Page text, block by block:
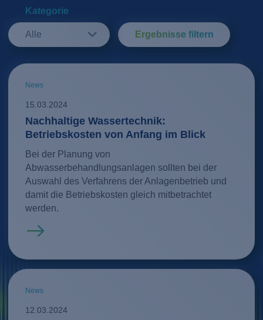
Kategorie
Alle Ergebnisse filtern
News
15.03.2024
Nachhaltige Wassertechnik:
Betriebskosten von Anfang im Blick
Bei der Planung von
Abwasserbehandlungsanlagen sollten bei der
Auswahl des Verfahrens der Anlagenbetrieb und
damit die Betriebskosten gleich mitbetrachtet
werden.
Mehr erfahren
News
12.03.2024